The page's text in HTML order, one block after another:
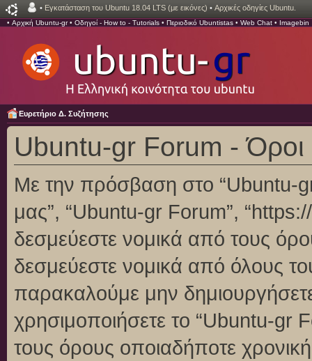
• Εγκατάσταση του Ubuntu 18.04 LTS (με εικόνες) • Αρχικές οδηγίες Ubuntu.
• Αρχική Ubuntu-gr• Οδηγοί - How to - Tutorials • Περιοδικό Ubuntistas • Web Chat • Imagebin
Ευρετήριο Δ. Συζήτησης
Ubuntu-gr Forum -
Με την πρόσβαση στο “Ubuntu-gr
μας”, “Ubuntu-gr Forum”,
δεσμεύεστε νομικά από τους
δεσμεύεστε νομικά από όλους
παρακαλούμε μην
χρησιμοποιήσετε το “Ubuntu-gr
τους όρους οποιαδήποτε